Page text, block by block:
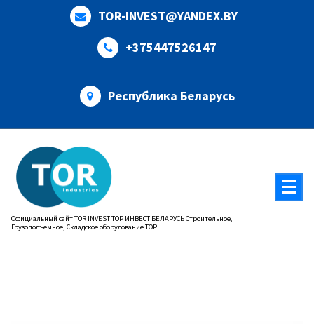
TOR-INVEST@YANDEX.BY
+375447526147
Республика Беларусь
Официальный сайт TOR INVEST ТОР ИНВЕСТ БЕЛАРУСЬ Строительное,
Грузоподъемное, Складское оборудование ТОР